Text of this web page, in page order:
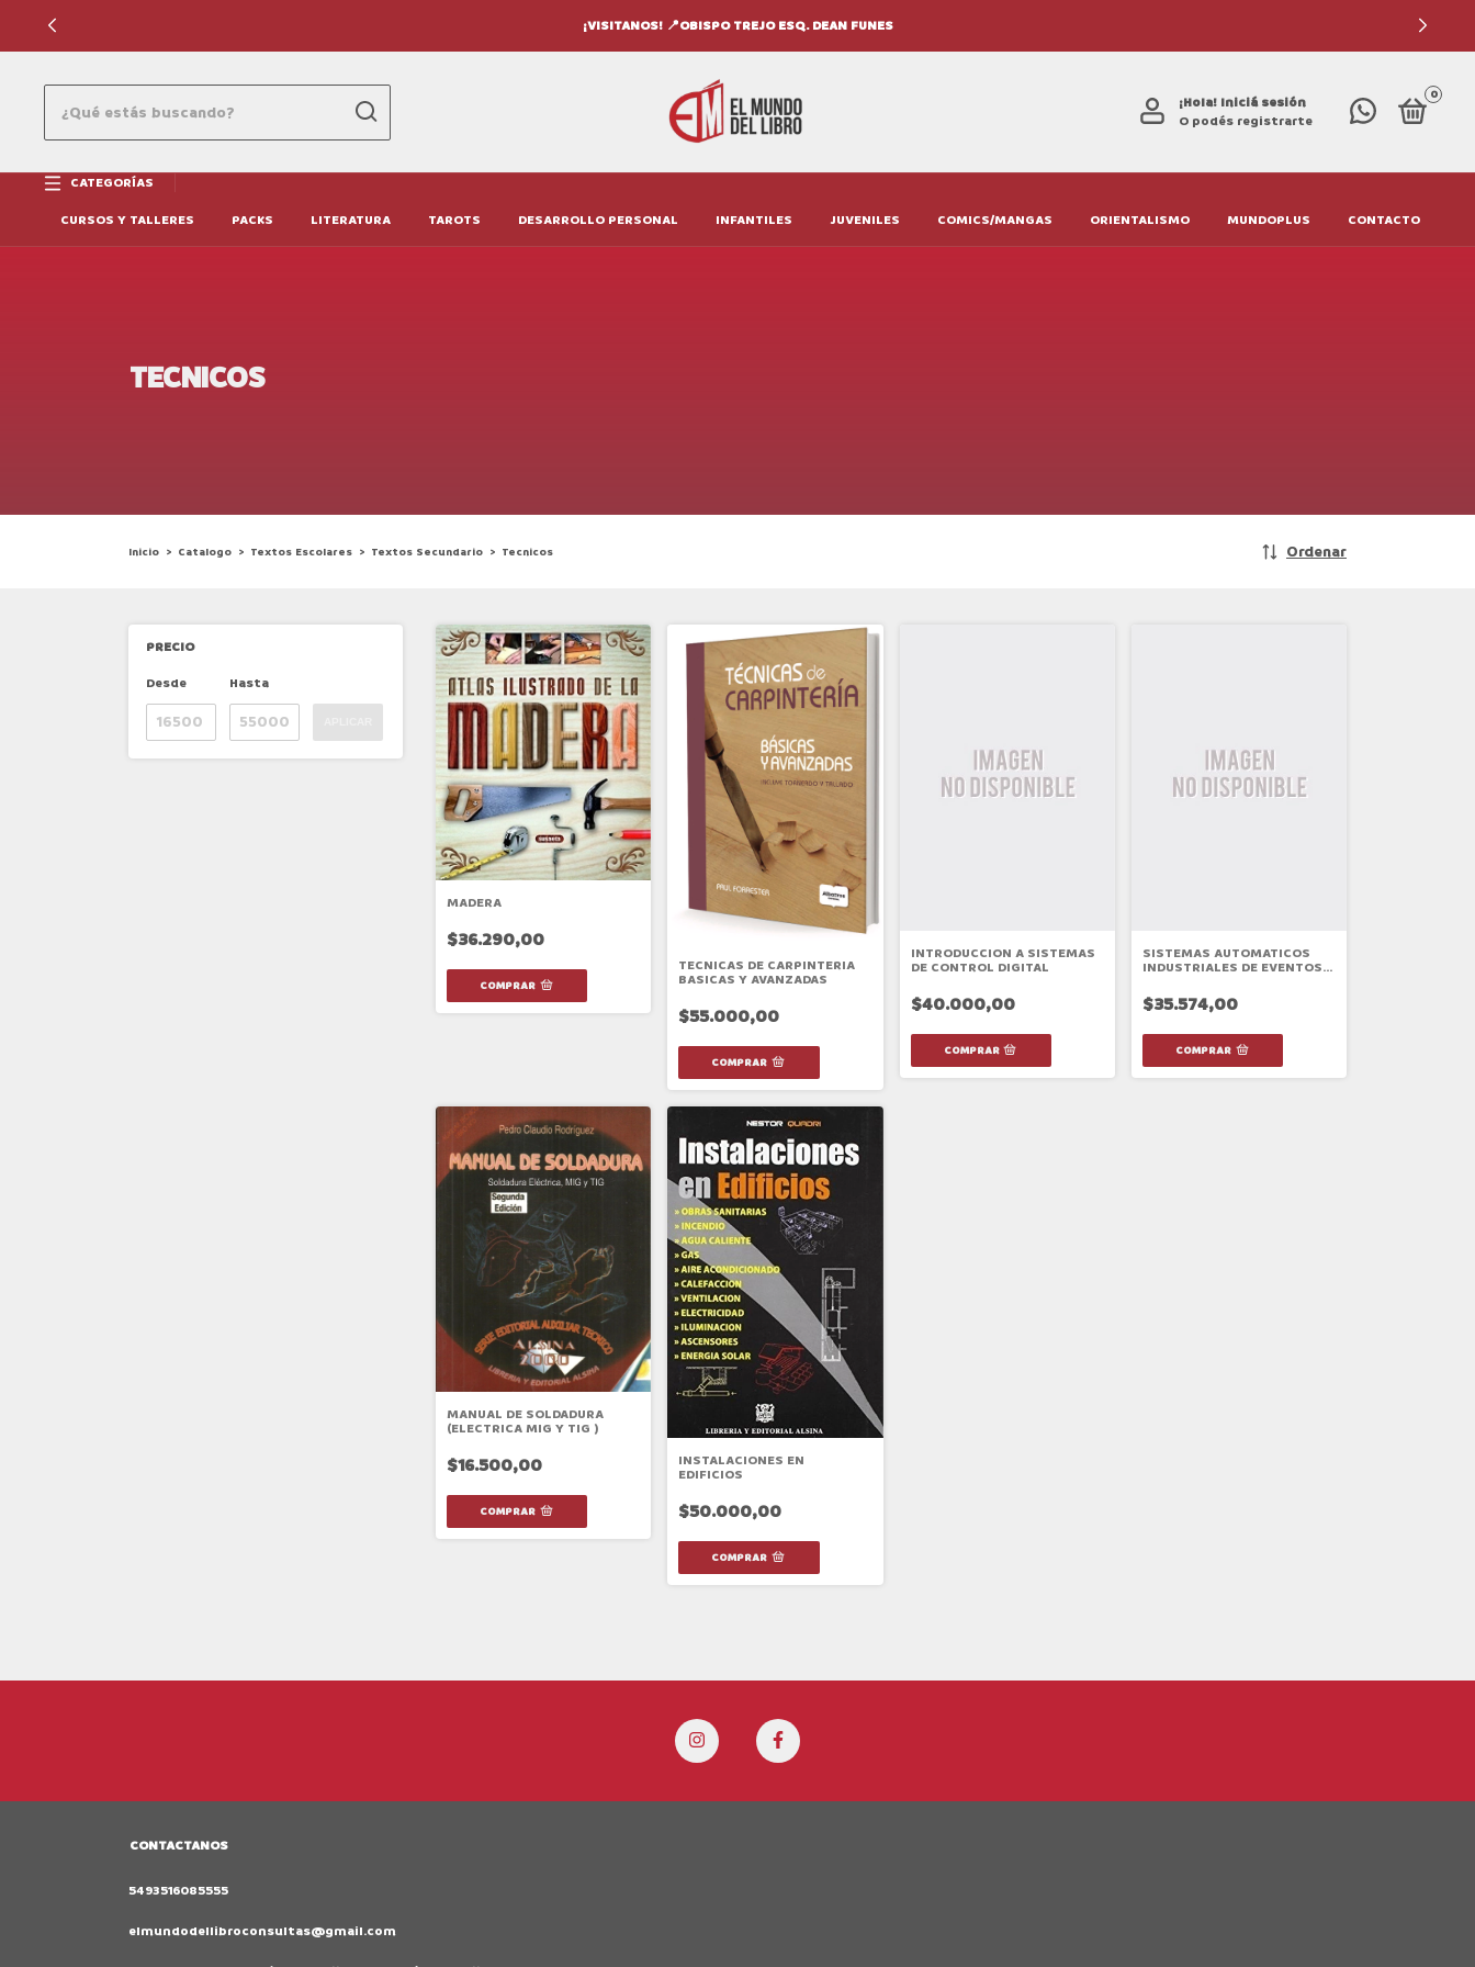
¡VISITANOS! 📍OBISPO TREJO ESQ. DEAN FUNES
¡Hola! Iniciá sesión
O podés registrarte
0
CATEGORÍAS
CURSOS Y TALLERES
PACKS LITERATURA TAROTS DESARROLLO PERSONAL INFANTILES JUVENILES COMICS/MANGAS ORIENTALISMO MUNDOPLUS CONTACTO
TECNICOS
Inicio > Catalogo > Textos Escolares > Textos Secundario > Tecnicos Ordenar
PRECIO
Desde
Hasta
MADERA
$36.290,00
TECNICAS DE CARPINTERIA
BASICAS Y AVANZADAS
$55.000,00
INTRODUCCION A SISTEMAS
DE CONTROL DIGITAL
$40.000,00
SISTEMAS AUTOMATICOS
INDUSTRIALES DE EVENTOS
$35.574,00
MANUAL DE SOLDADURA
(ELECTRICA MIG Y TIG )
$16.500,00 INSTALACIONES EN
EDIFICIOS
$50.000,00
CONTACTANOS
5493516085555
elmundodellibroconsultas@gmail.com